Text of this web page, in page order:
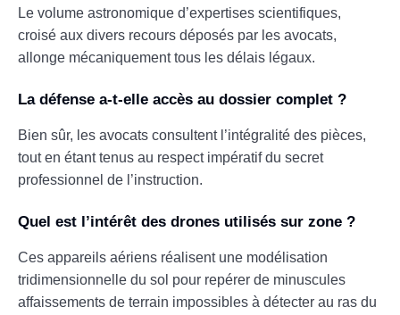
Le volume astronomique d’expertises scientifiques,
croisé aux divers recours déposés par les avocats,
allonge mécaniquement tous les délais légaux.
La défense a-t-elle accès au dossier complet ?
Bien sûr, les avocats consultent l’intégralité des pièces,
tout en étant tenus au respect impératif du secret
professionnel de l’instruction.
Quel est l’intérêt des drones utilisés sur zone ?
Ces appareils aériens réalisent une modélisation
tridimensionnelle du sol pour repérer de minuscules
affaissements de terrain impossibles à détecter au ras du